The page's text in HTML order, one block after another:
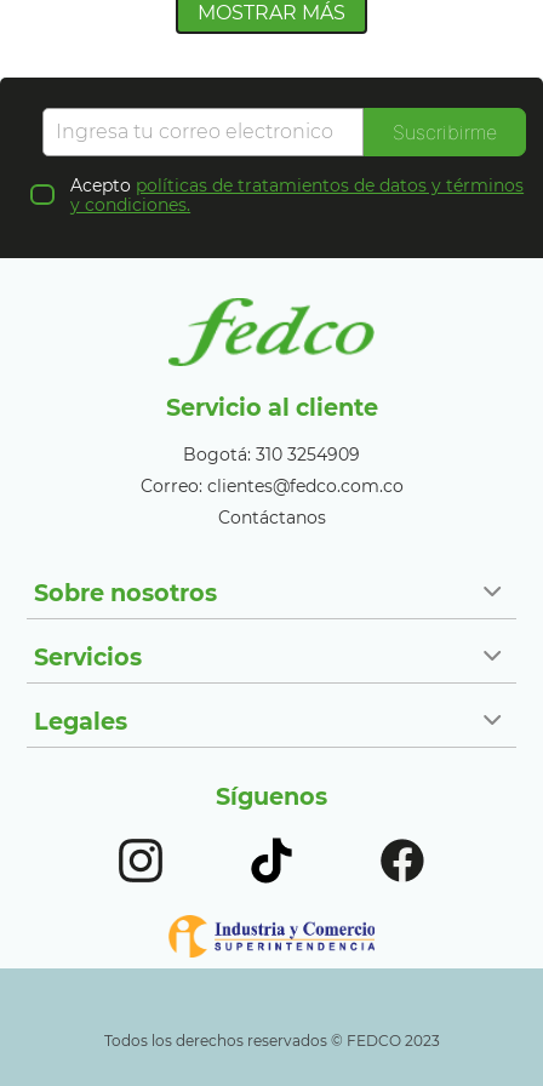
MOSTRAR MÁS
Suscribirme
Acepto políticas de tratamientos de datos y términos
y condiciones.
Servicio al cliente
Bogotá: 310 3254909
Correo: clientes@fedco.com.co
Contáctanos
Sobre nosotros
Servicios
Legales
Síguenos
Todos los derechos reservados ©️ FEDCO 2023